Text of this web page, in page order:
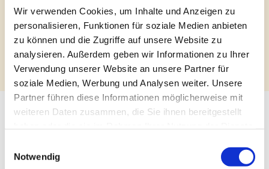
Wir verwenden Cookies, um Inhalte und Anzeigen zu
personalisieren, Funktionen für soziale Medien anbieten
zu können und die Zugriffe auf unsere Website zu
analysieren. Außerdem geben wir Informationen zu Ihrer
Verwendung unserer Website an unsere Partner für
soziale Medien, Werbung und Analysen weiter. Unsere
Partner führen diese Informationen möglicherweise mit
weiteren Daten zusammen, die Sie ihnen bereitgestellt
Notwendig
Helfen Sie miteinander füreinander!
Ihr Pfarrer Christian Heine-Göttelmann
Vorstand des Diakonischen Werkes Rheinland-
Westfalen-Lippe